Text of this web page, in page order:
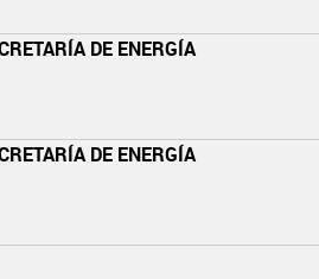
DE ENERGÍA
DE ENERGÍA